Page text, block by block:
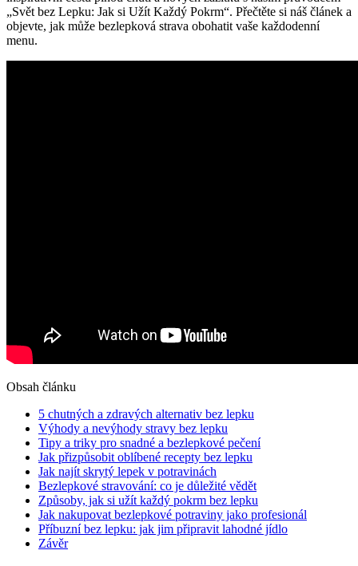
„Svět bez Lepku: Jak si Užít Každý Pokrm“. Přečtěte si náš článek a
objevte, jak může bezlepková strava obohatit vaše každodenní
menu.
Obsah článku
5 chutných a zdravých alternativ bez lepku
Výhody a nevýhody stravy bez lepku
Tipy a triky pro snadné a bezlepkové pečení
Jak přizpůsobit oblíbené recepty bez lepku
Jak najít skrytý lepek v potravinách
Bezlepkové stravování: co je důležité vědět
Způsoby, jak si užít každý pokrm bez lepku
Jak nakupovat bezlepkové potraviny jako profesionál
Příbuzní bez lepku: jak jim připravit lahodné jídlo
Závěr